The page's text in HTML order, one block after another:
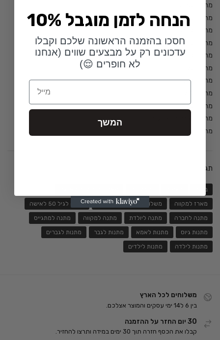
מתנות לאישה
מתנות לאמא
מתנות לבוס
מתנות לבר מצווה
מתנות לבת מצווה
מתנות לגבר
מתנות לחגים
מתנות ליולדת
מתנות לילדים
מתנות לכנסים ואירועים
מתנות שחרור
תגיות
בושם
מארז למקווה משלוח ליום הולדת לאישה מתנה לגיל 50 לאישה
מתנה לחברה מתנה ליולדת מתנה למקווה מתנה למתגייס
מתנות גיוס מתנות לאמא מתנות לגבר מתנות לגברים
מתנות לילדה מתנות לילדים
משלוחים לכל הארץ
בין 6 ל14 ימי עסקים והמוצר אצלכם.
30 יום החזר על ההזמנה
קבלו את הכסף חזרה תוך 30 ימים במידה ותרצו להחזיר.
10% הנחה לזמן מוגבל
חסכו בהזמנה הראשונה שלכם וקבלו
עדכונים רק על מבצעים שווים (אנחנו
לא חופרים 😌)
Email
המשך